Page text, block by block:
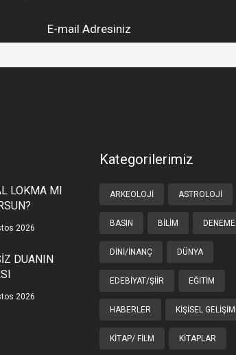
E-mail Adresiniz
LOKMA MI
2026
DUANIN
2026
Kategorilerimiz
ARKEOLOJI ASTROLOJI
BASIN BILIM DENEME
DINI/İNANÇ DÜNYA
EDEBIYAT/ŞIIR EĞITIM
HABERLER KIŞISEL GELIŞIM
KITAP/ FILM KITAPLAR